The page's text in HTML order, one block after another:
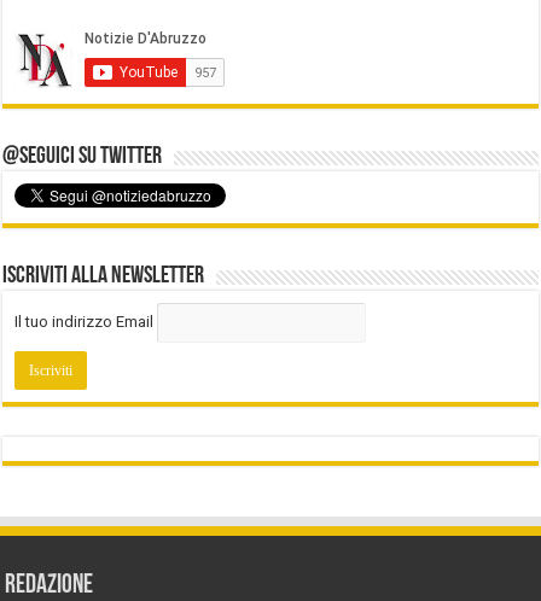
@Seguici su Twitter
Iscriviti alla Newsletter
Il tuo indirizzo Email
REDAZIONE